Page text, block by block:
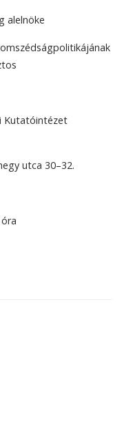
alelnöke
Kutatóintézet
utca 30–32.